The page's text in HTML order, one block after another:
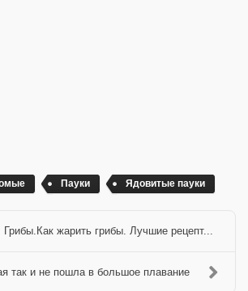
Пауки Ядовитые пауки
Грибы.Как жарить грибы. Лучшие рецепт...
так и не пошла в большое плавание